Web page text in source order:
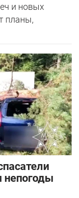
и новых
планы,
непогоды